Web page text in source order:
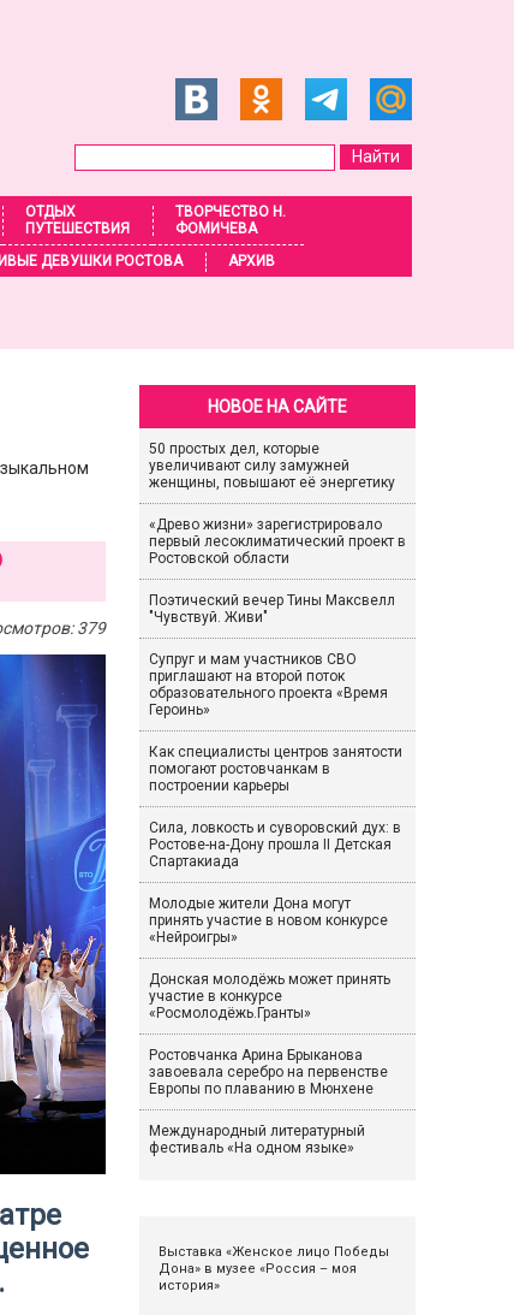
ОТДЫХ
ПУТЕШЕСТВИЯ
ТВОРЧЕСТВО Н.
ФОМИЧЕВА
ДЕВУШКИ РОСТОВА АРХИВ
379
НОВОЕ НА САЙТЕ
50 простых дел, которые
увеличивают силу замужней
женщины, повышают её энергетику
«Древо жизни» зарегистрировало
первый лесоклиматический проект в
Ростовской области
Поэтический вечер Тины Максвелл
"Чувствуй. Живи"
Супруг и мам участников СВО
приглашают на второй поток
образовательного проекта «Время
Героинь»
Как специалисты центров занятости
помогают ростовчанкам в
построении карьеры
Сила, ловкость и суворовский дух: в
Ростове-на-Дону прошла II Детская
Спартакиада
Молодые жители Дона могут
принять участие в новом конкурсе
«Нейроигры»
Донская молодёжь может принять
участие в конкурсе
«Росмолодёжь.Гранты»
Ростовчанка Арина Брыканова
завоевала серебро на первенстве
Европы по плаванию в Мюнхене
Международный литературный
фестиваль «На одном языке»
Выставка «Женское лицо Победы
Дона» в музее «Россия – моя
история»